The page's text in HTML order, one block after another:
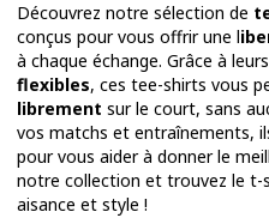
Découvrez notre sélection de
conçus pour vous offrir une l
à chaque échange. Grâce à leurs
flexibles, ces tee-shirts vous
librement sur le court, sans
vos matchs et entraînements,
pour vous aider à donner le
notre collection et trouvez le t-
aisance et style !